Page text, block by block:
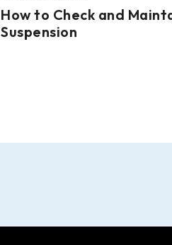
How to Check and
Suspension